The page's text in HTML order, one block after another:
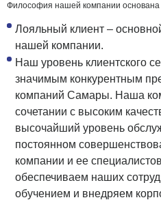
Философия нашей компании
Лояльный клиент –
нашей компании.
Наш уровень клиентского
значимым конкурентным
компаний Самары. Наша
сочетании с высоким
высочайший уровень
постоянном
компании и ее
обеспечиваем наших
обучением и внедряем